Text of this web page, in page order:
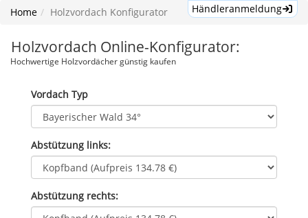
Händleranmeldung
Home Holzvordach Konfigurator
Holzvordach Online-Konfigurator:
Hochwertige Holzvordächer günstig kaufen
Vordach Typ
Abstützung links:
Abstützung rechts: